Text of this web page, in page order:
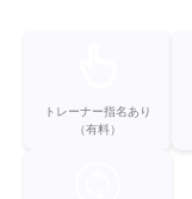
トレーナー指名あり
（有料）